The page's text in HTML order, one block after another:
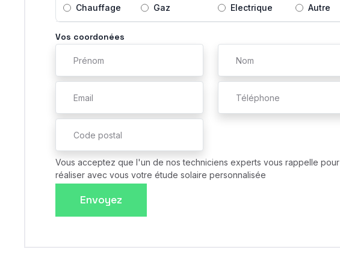
Chauffage Gaz Electrique Autre
Vos coordonées
Vous acceptez que l'un de nos techniciens experts vous rappelle pour
réaliser avec vous votre étude solaire personnalisée
Envoyez